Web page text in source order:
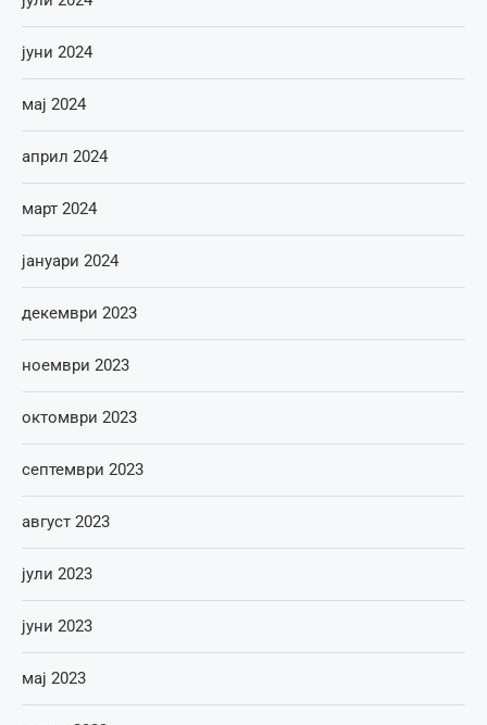
јуни 2024
мај 2024
април 2024
март 2024
јануари 2024
декември 2023
ноември 2023
октомври 2023
септември 2023
август 2023
јули 2023
јуни 2023
мај 2023